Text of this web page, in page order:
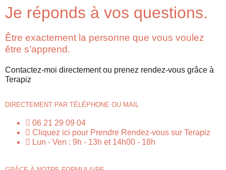
Je réponds à vos questions.
Être exactement la personne que vous voulez
être s’apprend.
Contactez-moi directement ou prenez rendez-vous grâce à
Terapiz
DIRECTEMENT PAR TÉLÉPHONE OU MAIL
06 21 29 09 04
Cliquez ici pour Prendre Rendez-vous sur Terapiz
Lun - Ven : 9h - 13h et 14h00 - 18h